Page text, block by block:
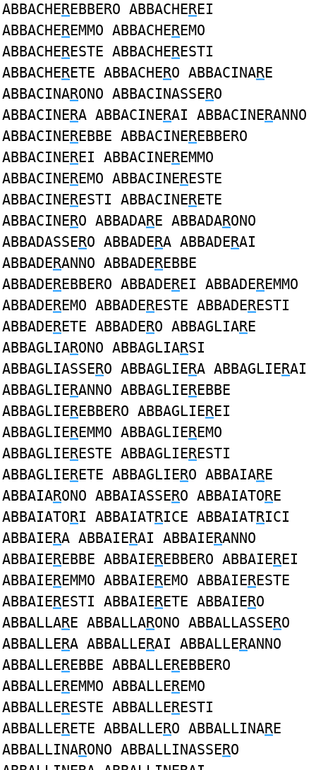
ABBACHEREBBERO ABBACHEREI
ABBACHEREMMO ABBACHEREMO
ABBACHERESTE ABBACHERESTI
ABBACHERETE ABBACHERO ABBACINARE
ABBACINARONO ABBACINASSERO
ABBACINERA ABBACINERAI ABBACINERANNO
ABBACINEREBBE ABBACINEREBBERO
ABBACINEREI ABBACINEREMMO
ABBACINEREMO ABBACINERESTE
ABBACINERESTI ABBACINERETE
ABBACINERO ABBADARE ABBADARONO
ABBADASSERO ABBADERA ABBADERAI
ABBADERANNO ABBADEREBBE
ABBADEREBBERO ABBADEREI ABBADEREMMO
ABBADEREMO ABBADERESTE ABBADERESTI
ABBADERETE ABBADERO ABBAGLIARE
ABBAGLIARONO ABBAGLIARSI
ABBAGLIASSERO ABBAGLIERA ABBAGLIERAI
ABBAGLIERANNO ABBAGLIEREBBE
ABBAGLIEREBBERO ABBAGLIEREI
ABBAGLIEREMMO ABBAGLIEREMO
ABBAGLIERESTE ABBAGLIERESTI
ABBAGLIERETE ABBAGLIERO ABBAIARE
ABBAIARONO ABBAIASSERO ABBAIATORE
ABBAIATORI ABBAIATRICE ABBAIATRICI
ABBAIERA ABBAIERAI ABBAIERANNO
ABBAIEREBBE ABBAIEREBBERO ABBAIEREI
ABBAIEREMMO ABBAIEREMO ABBAIERESTE
ABBAIERESTI ABBAIERETE ABBAIERO
ABBALLARE ABBALLARONO ABBALLASSERO
ABBALLERA ABBALLERAI ABBALLERANNO
ABBALLEREBBE ABBALLEREBBERO
ABBALLEREMMO ABBALLEREMO
ABBALLERESTE ABBALLERESTI
ABBALLERETE ABBALLERO ABBALLINARE
ABBALLINARONO ABBALLINASSERO